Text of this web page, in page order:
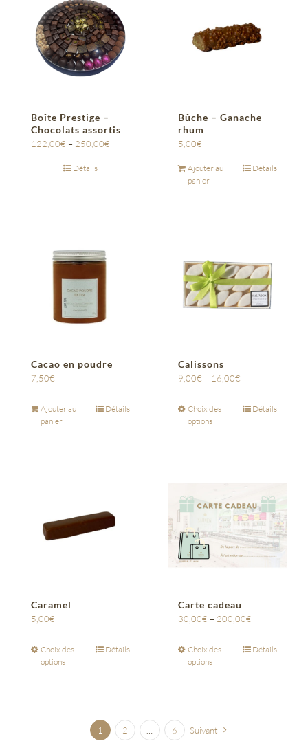
Boîte Prestige –
Chocolats assortis
122,00€ – 250,00€
Détails
Bûche – Ganache
rhum
5,00€
Ajouter au
panier
Détails
Cacao en poudre
7,50€
Ajouter au
panier
Détails
Calissons
9,00€ – 16,00€
Choix des
options
Détails
Caramel
5,00€
Choix des
options
Détails
Carte cadeau
30,00€ – 200,00€
Choix des
options
Détails
1 2 6 Suivant